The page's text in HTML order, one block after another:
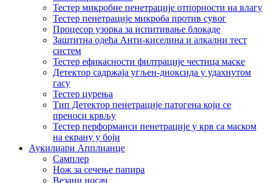
Тестер микробне пенетрације отпорности на влагу
Тестер пенетрације микроба против сувог
Процесор узорка за испитивање блокаде
Заштитна одећа Анти-киселина и алкални тест
систем
Тестер ефикасности филтрације честица маске
Детектор садржаја угљен-диоксида у удахнутом
гасу
Тестер цурења
Тип Детектор пенетрације патогена који се
преноси крвљу
Тестер перформанси пенетрације у крв са маском
на екрану у боји
Аукилиари Апплианце
Самплер
Нож за сечење папира
Везани носач